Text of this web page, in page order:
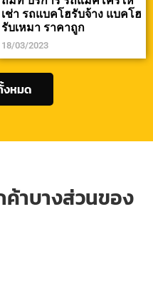
เช่า รถแบคโฮรับจ้าง แบคโฮ
รับเหมา ราคาถูก
18/03/2023
งหมด
าบางส่วนของ